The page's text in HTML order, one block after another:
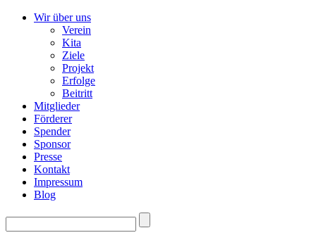
Wir über uns
Verein
Kita
Ziele
Projekt
Erfolge
Beitritt
Mitglieder
Förderer
Spender
Sponsor
Presse
Kontakt
Impressum
Blog